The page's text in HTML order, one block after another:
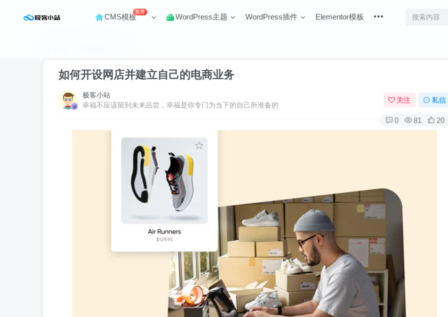
CMS模板
免费
WordPress主题 WordPress插件 Elementor模板
如何开设网店并建立自己的电商业务
极客小站
幸福不应该留到未来品尝，幸福是你专门为当下的自己所准备的
关注 私信
0 81 20